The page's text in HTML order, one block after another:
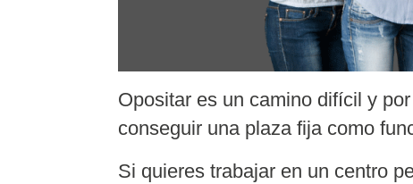
Opositar es un camino difícil y
conseguir una plaza fija como
Si quieres trabajar en un centro